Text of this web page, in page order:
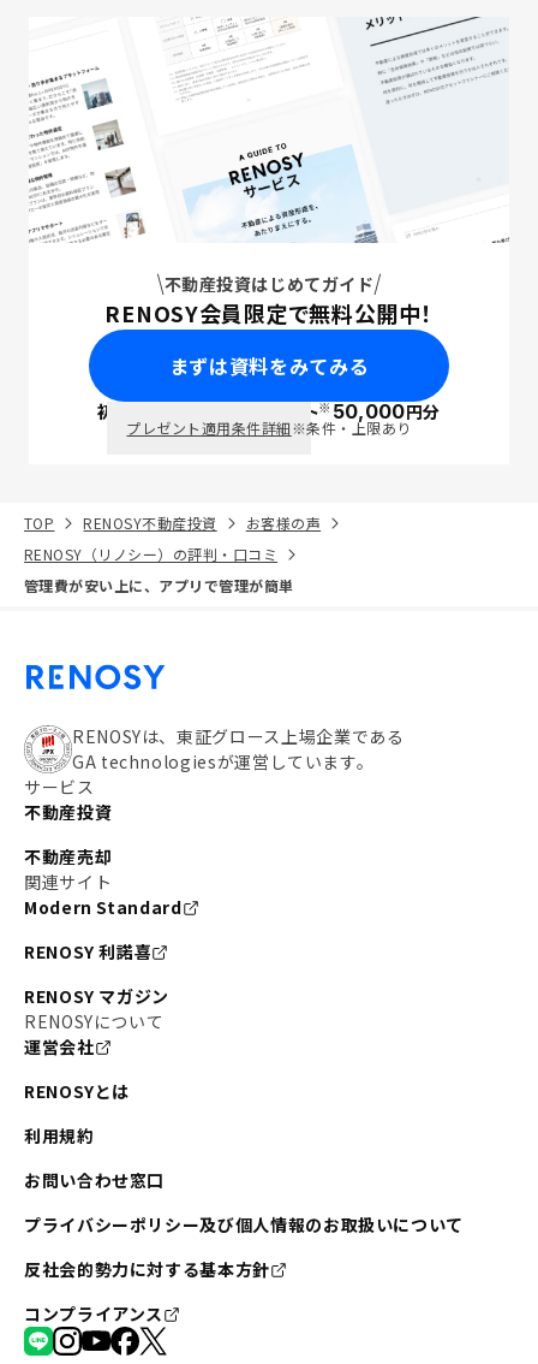
不動産投資はじめてガイド
RENOSY会員限定で無料公開中！
まずは資料をみてみる
初回面談で ポイント※50,000円分
プレゼント適用条件詳細※条件・上限あり
TOP RENOSY不動産投資
お客様の声
RENOSY（リノシー）の評判・口コミ
管理費が安い上に、アプリで管理が簡単
RENOSYは、東証グロース上場企業である
GA technologiesが運営しています。
サービス
不動産投資
不動産売却
関連サイト
Modern Standard
RENOSY 利諾喜
RENOSY マガジン
RENOSYについて
運営会社
RENOSYとは
利用規約
お問い合わせ窓口
プライバシーポリシー及び個人情報のお取扱いについて
反社会的勢力に対する基本方針
コンプライアンス